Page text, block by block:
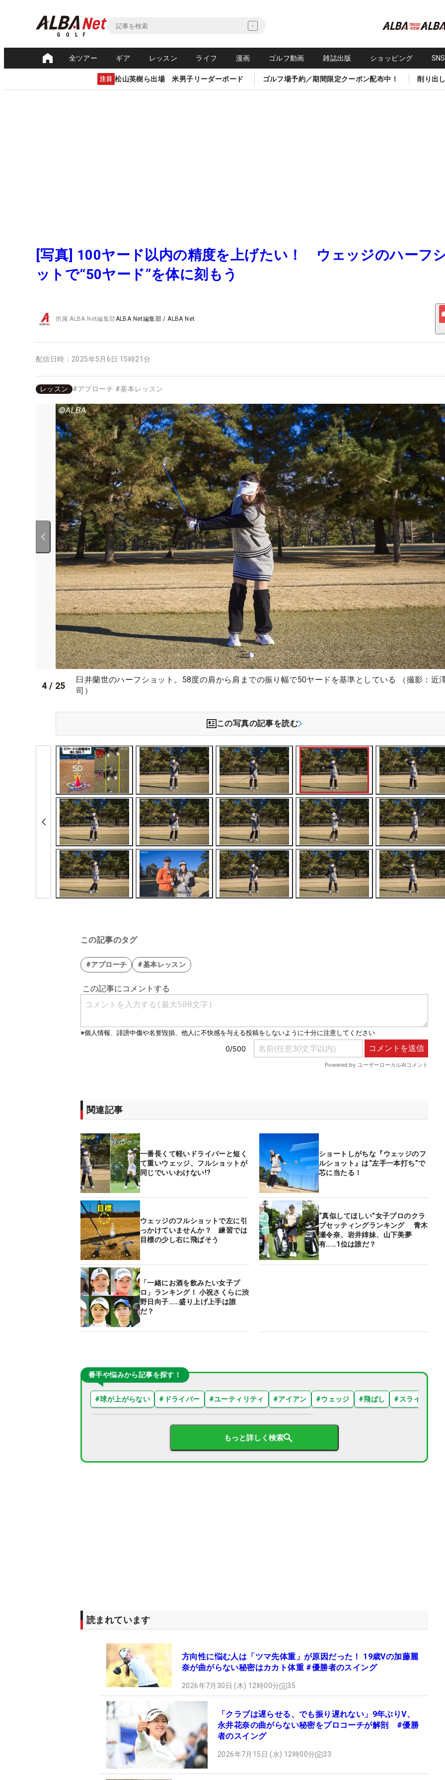
全ツアー ギア レッスン ライフ 漫画 ゴルフ動画 雑誌出版 ショッピング
注目 松山英樹ら出場 米男子リーダーボード ゴルフ場予約／期間限定クーポン配布中！ 削り出
[写真] 100ヤード以内の精度を上げたい！ ウェッジのハーフ
ットで“50ヤード”を体に刻もう
所属ALBA Net編集部ALBA Net編集部 /ALBA Net
配信日時： 2025年5月6日 15時21分
レッスン #アプローチ #基本レッスン
4 / 25
臼井蘭世のハーフショット。58度の肩から肩までの振り幅で50ヤードを基準としている （撮影：近
司）
この写真の記事を読む
この記事のタグ
#アプローチ #基本レッスン
関連記事
一番長くて軽いドライバーと短く
て重いウェッジ、フルショットが
同じでいいわけない!?
ショートしがちな『ウェッジのフ
ルショット』は“左手一本打ち”で
芯に当たる！
ウェッジのフルショットで左に引
っかけていませんか？ 練習では
目標の少し右に飛ばそう
“真似してほしい”女子プロのクラ
ブセッティングランキング 青木
瀬令奈、岩井姉妹、山下美夢
有……1位は誰だ？
「一緒にお酒を飲みたい女子プ
ロ」ランキング！ 小祝さくらに渋
野日向子……盛り上げ上手は誰
だ？
番手や悩みから記事を探す！
#球が上がらない # ドライバー #ユーティリティ #アイアン #ウェッジ #飛ばし #スライス
もっと詳しく検索
読まれています
方向性に悩む人は「ツマ先体重」が原因だった！ 19歳Vの加藤麗
奈が曲がらない秘密はカカト体重 #優勝者のスイング
2026年7月30日 (木) 12時00分 35
「クラブは遅らせる、でも振り遅れない」9年ぶりV、
永井花奈の曲がらない秘密をプロコーチが解剖 #優勝
者のスイング
2026年7月15日 (水) 12時00分 33